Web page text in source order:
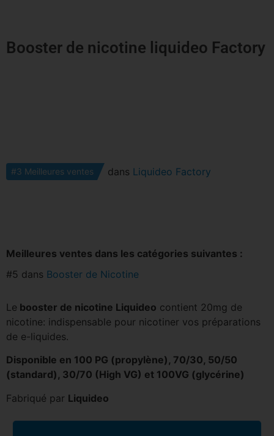
Booster de nicotine liquideo Factory
#3 Meilleures ventes dans Liquideo Factory
Meilleures ventes dans les catégories suivantes :
#5 dans Booster de Nicotine
Le booster de nicotine Liquideo contient 20mg de
nicotine: indispensable pour nicotiner vos préparations
de e-liquides.
Disponible en 100 PG (propylène), 70/30, 50/50
(standard), 30/70 (High VG) et 100VG (glycérine)
Fabriqué par Liquideo